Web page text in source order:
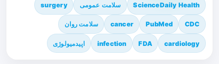
ScienceDaily Health سلامت عمومی surgery
CDC
PubMed
cancer سلامت روان
cardiology
FDA
infection اپیدمیولوژی